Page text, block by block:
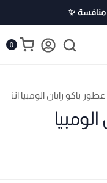
0
باكو رابان الومبيا